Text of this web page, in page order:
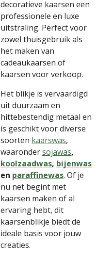
decoratieve kaarsen een
professionele en luxe
uitstraling. Perfect voor
zowel thuisgebruik als
het maken van
cadeaukaarsen of
kaarsen voor verkoop.
Het blikje is vervaardigd
uit duurzaam en
hittebestendig metaal en
is geschikt voor diverse
soorten kaarswas,
waarondersojawas,
koolzaadwas, bijenwas
en paraffinewas. Of je
nu net begint met
kaarsen maken of al
ervaring hebt, dit
kaarsenblikje biedt de
ideale basis voor jouw
creaties.